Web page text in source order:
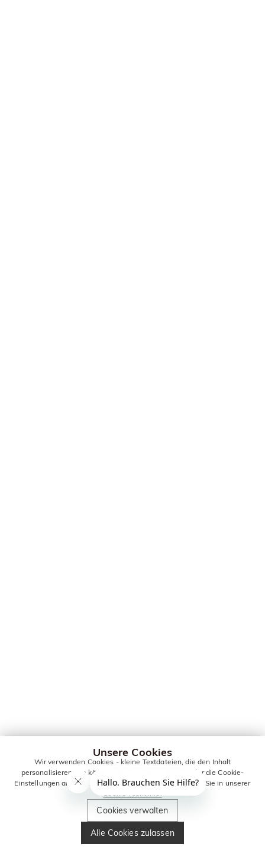
Unsere Cookies
Wir verwenden Cookies - kleine Textdateien, die den Inhalt
personalisieren. Sie können alle Cookies zulassen oder die Cookie-
Einstellungen anpassen. Weitere Informationen erhalten Sie in unserer
Cookie-Richtlinie.
Cookies verwalten
Alle Cookies zulassen